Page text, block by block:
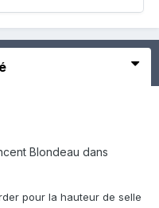
Blondeau dans
pour la hauteur de selle